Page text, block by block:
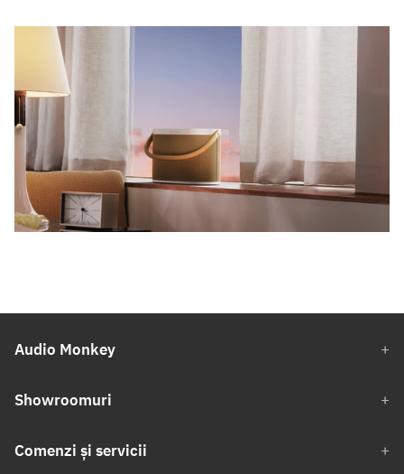
Audio Monkey
Showroomuri
Comenzi și servicii